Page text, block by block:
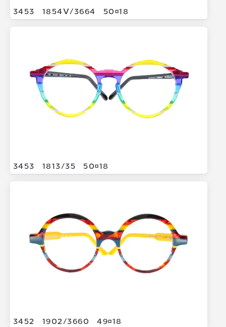
3453 1854V/3664 5018
3453 1813/35 5018
3452 1902/3660 4918